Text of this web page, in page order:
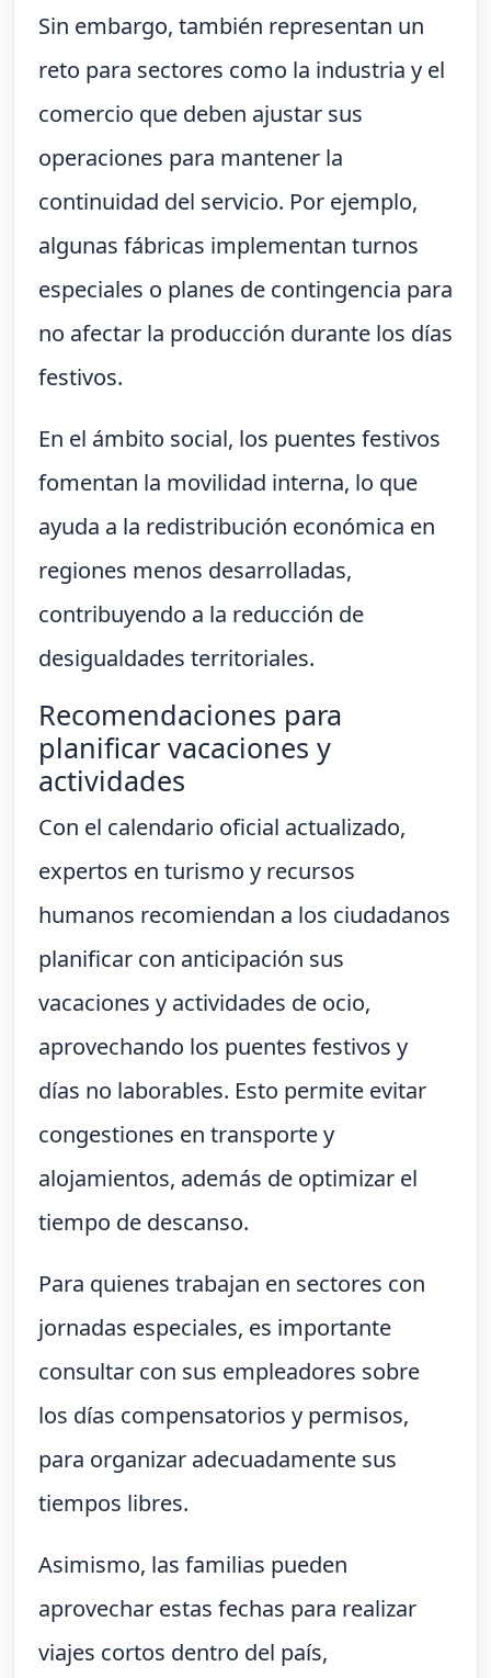
Sin embargo, también representan un
reto para sectores como la industria y el
comercio que deben ajustar sus
operaciones para mantener la
continuidad del servicio. Por ejemplo,
algunas fábricas implementan turnos
especiales o planes de contingencia para
no afectar la producción durante los días
festivos.
En el ámbito social, los puentes festivos
fomentan la movilidad interna, lo que
ayuda a la redistribución económica en
regiones menos desarrolladas,
contribuyendo a la reducción de
desigualdades territoriales.
Recomendaciones para
planificar vacaciones y
actividades
Con el calendario oficial actualizado,
expertos en turismo y recursos
humanos recomiendan a los ciudadanos
planificar con anticipación sus
vacaciones y actividades de ocio,
aprovechando los puentes festivos y
días no laborables. Esto permite evitar
congestiones en transporte y
alojamientos, además de optimizar el
tiempo de descanso.
Para quienes trabajan en sectores con
jornadas especiales, es importante
consultar con sus empleadores sobre
los días compensatorios y permisos,
para organizar adecuadamente sus
tiempos libres.
Asimismo, las familias pueden
aprovechar estas fechas para realizar
viajes cortos dentro del país,